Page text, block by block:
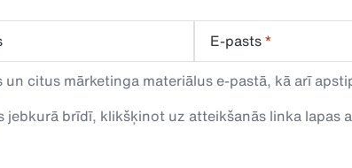
E-pasts*
citus mārketinga materiālus e-pastā, kā arī
brīdī, klikšķinot uz atteikšanās linka lapas